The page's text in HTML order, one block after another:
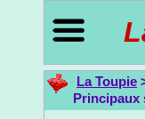
La Toupie
Principaux